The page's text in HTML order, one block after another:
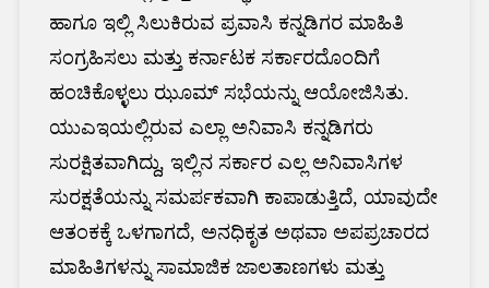
ಹಾಗೂ ಇಲ್ಲಿ ಸಿಲುಕಿರುವ ಪ್ರವಾಸಿ ಕನ್ನಡಿಗರ ಮಾಹಿತಿ
ಸಂಗ್ರಹಿಸಲು ಮತ್ತು ಕರ್ನಾಟಕ ಸರ್ಕಾರದೊಂದಿಗೆ
ಹಂಚಿಕೊಳ್ಳಲು ಝೂಮ್ ಸಭೆಯನ್ನು ಆಯೋಜಿಸಿತು.
ಯುಎಇಯಲ್ಲಿರುವ ಎಲ್ಲಾ ಅನಿವಾಸಿ ಕನ್ನಡಿಗರು
ಸುರಕ್ಷಿತವಾಗಿದ್ದು, ಇಲ್ಲಿನ ಸರ್ಕಾರ ಎಲ್ಲ ಅನಿವಾಸಿಗಳ
ಸುರಕ್ಷತೆಯನ್ನು ಸಮರ್ಪಕವಾಗಿ ಕಾಪಾಡುತ್ತಿದೆ, ಯಾವುದೇ
ಆತಂಕಕ್ಕೆ ಒಳಗಾಗದೆ, ಅನಧಿಕೃತ ಅಥವಾ ಅಪಪ್ರಚಾರದ
ಮಾಹಿತಿಗಳನ್ನು ಸಾಮಾಜಿಕ ಜಾಲತಾಣಗಳು ಮತ್ತು